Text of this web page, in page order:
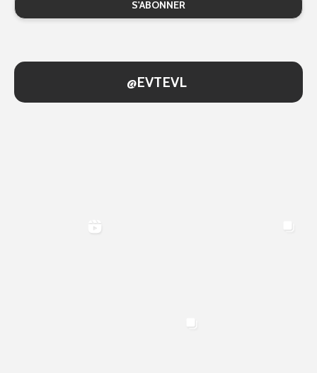
@EVTEVL